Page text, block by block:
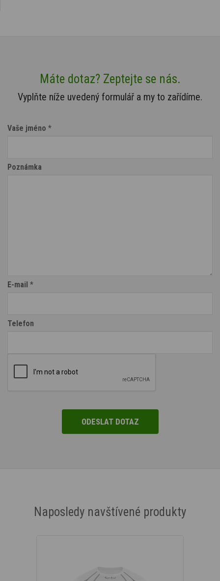
Máte dotaz? Zeptejte se nás.
Vyplňte níže uvedený formulář a my to zařídíme.
Vaše jméno *
Poznámka
E-mail *
Telefon
Naposledy navštívené produkty